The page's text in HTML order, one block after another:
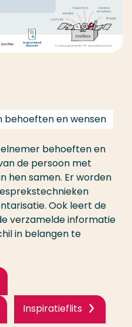
en wensen
behoeften en
de persoon met
hen samen. Er worden
Ook leert de
verzamelde informatie
in belangen te
Inspiratieflits